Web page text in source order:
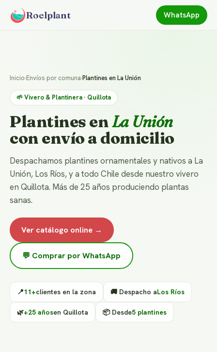
Roelplant WhatsApp
Inicio›Envíos por comuna›Plantines en La Unión
🌱 Vivero & Plantinera · Quillota
Plantines enLa Unión
con envío a domicilio
Despachamos plantines ornamentales y nativos a La
Unión, Los Ríos, y a todo Chile desde nuestro vivero
en Quillota. Más de 25 años produciendo plantas
sanas.
Ver catálogo online →
💬 Comprar por WhatsApp
📍11+clientes en la zona 🚚 Despacho aLos Ríos
🌿+25 añosen Quillota 📦 Desde5 plantines